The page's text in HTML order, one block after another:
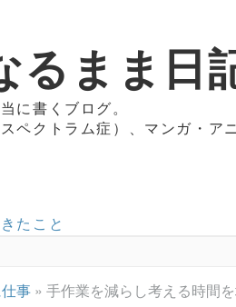
るまま日
に書くブログ。
ペクトラム症）、マンガ・ア
たこと
事» 手作業を減らし考える時間